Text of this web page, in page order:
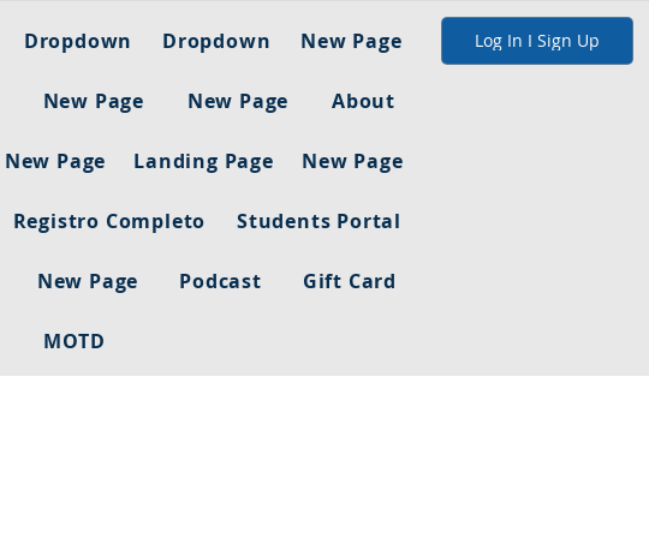
Dropdown Dropdown New Page
New Page New Page About
New Page Landing Page New Page
Registro Completo Students Portal
New Page Podcast Gift Card
MOTD
Log In I Sign Up